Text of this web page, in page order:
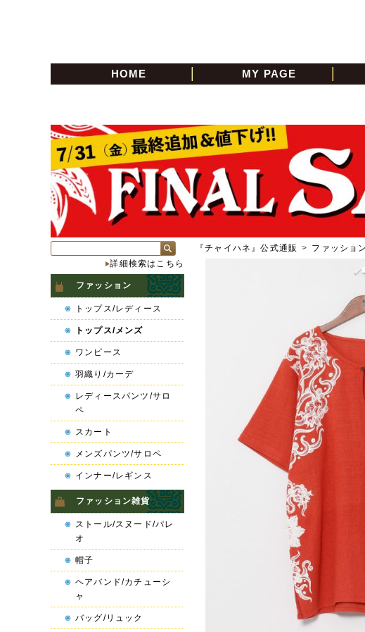
HOME MY PAGE
『チャイハネ』公式通販 > ファッション
詳細検索はこちら
ファッション
トップス/レディース
トップス/メンズ
ワンピース
羽織り/カーデ
レディースパンツ/サロ
ペ
スカート
メンズパンツ/サロペ
インナー/レギンス
ファッション雑貨
ストール/スヌード/パレ
オ
帽子
ヘアバンド/カチューシ
ャ
バッグ/リュック